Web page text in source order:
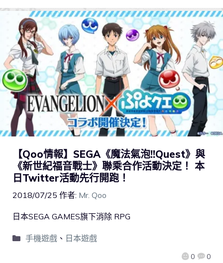
【Qoo情報】SEGA《魔法氣泡!!Quest》與
《新世紀福音戰士》聯乘合作活動決定！ 本
日Twitter活動先行開跑！
2018/07/25 作者: Mr. Qoo
0 0
日本SEGA GAMES旗下消除 RPG
手機遊戲、 日本遊戲